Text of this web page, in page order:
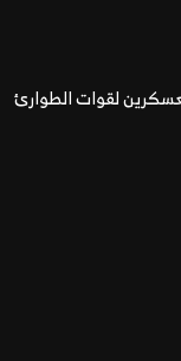
معسكرين لقوات الطوارئ